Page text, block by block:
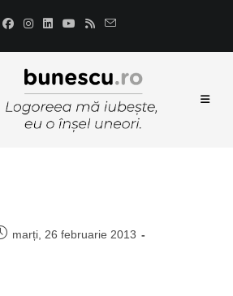
marți, 26 februarie 2013